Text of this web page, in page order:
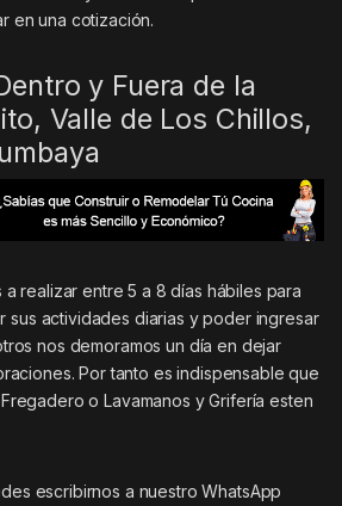
en una cotización.
y Fuera de la
Valle de Los Chillos,
a realizar entre 5 a 8 días hábiles para
sus actividades diarias y poder ingresar
nos demoramos un día en dejar
Por tanto es indispensable que
o Lavamanos y Grifería esten
escribirnos a nuestro WhatsApp